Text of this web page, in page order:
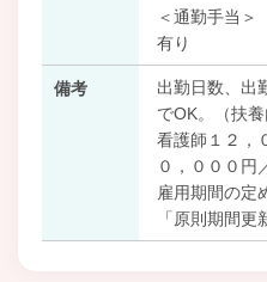
＜通勤手当＞
有り
備考
出勤日数、出
でOK。（扶養
看護師１２，
０，０００円
雇用期間の定
「原則期間更